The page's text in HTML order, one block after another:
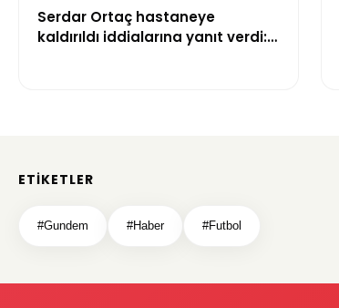
Serdar Ortaç hastaneye
kaldırıldı iddialarına yanıt verdi:
ETIKETLER
#Gundem #Haber #Futbol